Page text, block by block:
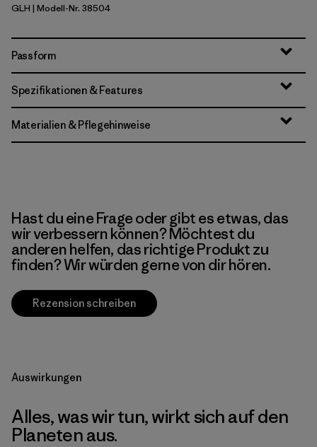
Gravel Heather
GLH | Modell-Nr. 38504
Passform
Spezifikationen & Features
Materialien & Pflegehinweise
Hast du eine Frage oder gibt es etwas, das
wir verbessern können? Möchtest du
anderen helfen, das richtige Produkt zu
finden? Wir würden gerne von dir hören.
Rezension schreiben
Auswirkungen
Alles, was wir tun, wirkt sich auf den
Planeten aus.